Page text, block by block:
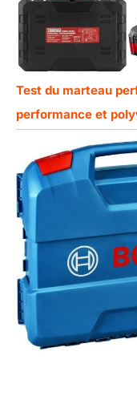
Test du marteau
performance et